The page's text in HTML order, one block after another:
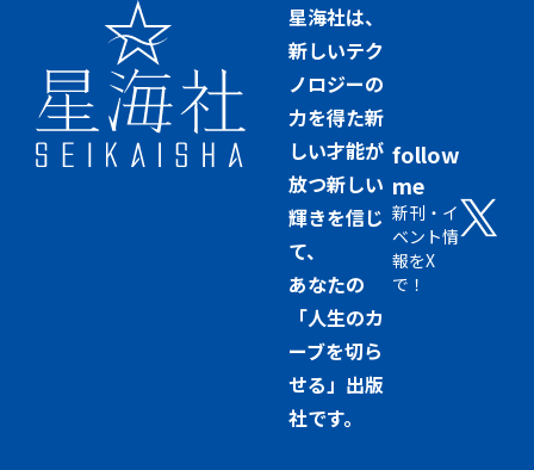
星海社は、
新しいテク
ノロジーの
力を得た新
しい才能が
放つ新しい
輝きを信じ
て、
あなたの
「人生のカ
ーブを切ら
せる」出版
社です。
follow
me
新刊・イ
ベント情
報をX
で！